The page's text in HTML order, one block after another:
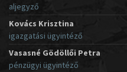
aljegyző
Kovács Krisztina
igazgatási ügyintéző
Vasasné Gödöllői Petra
pénzügyi ügyintéző